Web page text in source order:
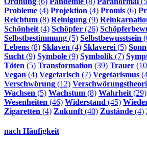
Probleme (4) Projektion (4) Promis (6)
Reichtum (8) Reinigung (9)
Schönheit (4) Schöpfer (26)
Selbstbestimmung (5) Selbstbewusstsein
Lebens (8) Sklaven (4) Sklaverei (5)
Sucht (9) Symbole (9) Symbolik (7)
Töten (5) Transformation (39) Trauer
Vegan (4) Vegetarisch (7) Vegetarismus
Verschwörung (12)
Wachsen (5) Wachstum (8) Wahrheit (29)
Wesenheiten (46) Widerstand (45)
Zigaretten (4) Zukunft (40) Zustände (4)
nach Häufigkeit